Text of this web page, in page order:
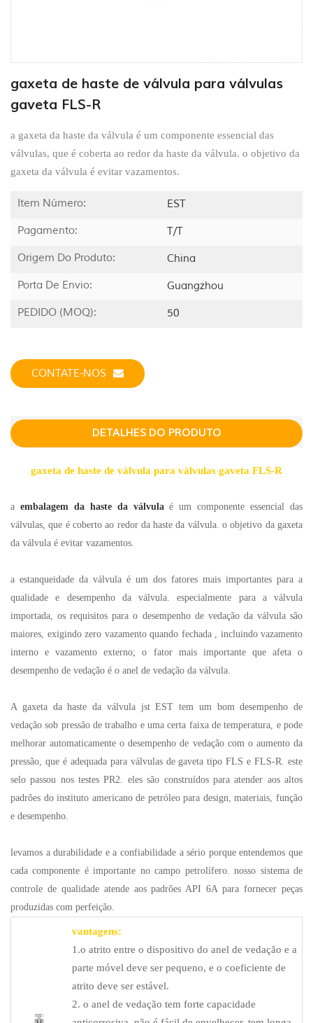
gaxeta de haste de válvula para válvulas
gaveta FLS-R
a gaxeta da haste da válvula é um componente essencial das
válvulas, que é coberta ao redor da haste da válvula. o objetivo da
gaxeta da válvula é evitar vazamentos.
Item Número:
EST
Pagamento:
T/T
Origem Do Produto:
China
Porta De Envio:
Guangzhou
PEDIDO (MOQ):
50
CONTATE-NOS
DETALHES DO PRODUTO
gaxeta de haste de válvula para válvulas gaveta FLS-R
a embalagem da haste da válvulaé um componente essencial das
válvulas, que é coberto ao redor da haste da válvula. o objetivo da gaxeta
da válvula é evitar vazamentos.
a estanqueidade da válvula é um dos fatores mais importantes para a
qualidade e desempenho da válvula. especialmente para a válvula
importada, os requisitos para o desempenho de vedação da válvula são
maiores, exigindo zero vazamento quando fechada , incluindo vazamento
interno e vazamento externo; o fator mais importante que afeta o
desempenho de vedação é o anel de vedação da válvula.
A gaxeta da haste da válvula jst EST tem um bom desempenho de
vedação sob pressão de trabalho e uma certa faixa de temperatura, e pode
melhorar automaticamente o desempenho de vedação com o aumento da
pressão, que é adequada para válvulas de gaveta tipo FLS e FLS-R. este
selo passou nos testes PR2. eles são construídos para atender aos altos
padrões do instituto americano de petróleo para design, materiais, função
e desempenho.
levamos a durabilidade e a confiabilidade a sério porque entendemos que
cada componente é importante no campo petrolífero. nosso sistema de
controle de qualidade atende aos padrões API 6A para fornecer peças
produzidas com perfeição.
vantagens:
1.o atrito entre o dispositivo do anel de vedação e a
parte móvel deve ser pequeno, e o coeficiente de
atrito deve ser estável.
2. o anel de vedação tem forte capacidade